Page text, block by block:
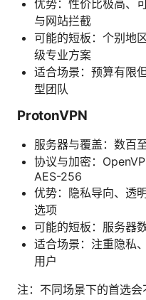
优势：性价比极高、
与网站拦截
可能的短板：个别地
级专业方案
适合场景：预算有限
型团队
ProtonVPN
服务器与覆盖：数百
协议与加密：
AES-256
优势：隐私导向、透
选项
可能的短板：服务器
适合场景：注重隐私
用户
注：不同场景下的首选